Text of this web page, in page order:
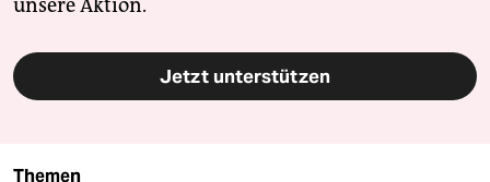
unsere Aktion.
Jetzt unterstützen
Themen